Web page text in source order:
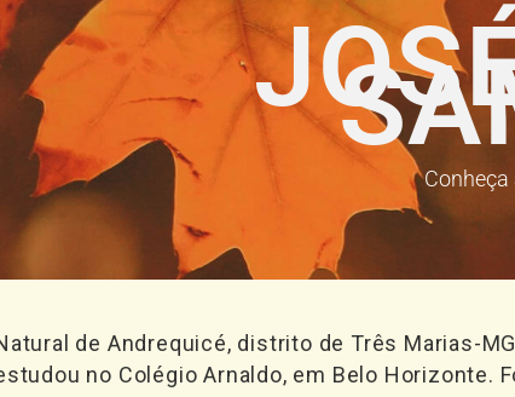
de Andrequicé, distrito de Três Marias-
no Colégio Arnaldo, em Belo Horizonte.